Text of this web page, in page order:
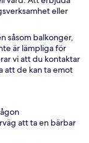
eller
såsom balkonger,
är lämpliga för
vi att du kontaktar
att de kan ta emot
att ta en bärbar